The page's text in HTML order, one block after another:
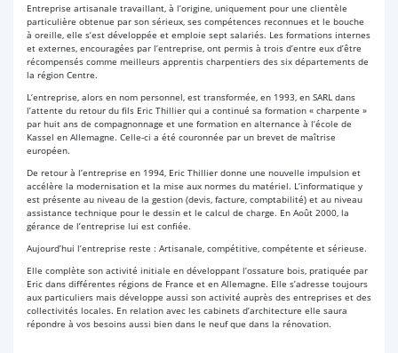
Entreprise artisanale travaillant, à l’origine, uniquement pour une clientèle
particulière obtenue par son sérieux, ses compétences reconnues et le bouche
à oreille, elle s’est développée et emploie sept salariés. Les formations internes
et externes, encouragées par l’entreprise, ont permis à trois d’entre eux d’être
récompensés comme meilleurs apprentis charpentiers des six départements de
la région Centre.
L’entreprise, alors en nom personnel, est transformée, en 1993, en SARL dans
l’attente du retour du fils Eric Thillier qui a continué sa formation « charpente »
par huit ans de compagnonnage et une formation en alternance à l’école de
Kassel en Allemagne. Celle-ci a été couronnée par un brevet de maîtrise
européen.
De retour à l’entreprise en 1994, Eric Thillier donne une nouvelle impulsion et
accélère la modernisation et la mise aux normes du matériel. L’informatique y
est présente au niveau de la gestion (devis, facture, comptabilité) et au niveau
assistance technique pour le dessin et le calcul de charge. En Août 2000, la
gérance de l’entreprise lui est confiée.
Aujourd’hui l’entreprise reste : Artisanale, compétitive, compétente et sérieuse.
Elle complète son activité initiale en développant l’ossature bois, pratiquée par
Eric dans différentes régions de France et en Allemagne. Elle s’adresse toujours
aux particuliers mais développe aussi son activité auprès des entreprises et des
collectivités locales. En relation avec les cabinets d’architecture elle saura
répondre à vos besoins aussi bien dans le neuf que dans la rénovation.